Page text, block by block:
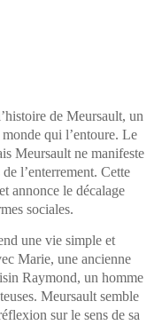
de Meursault, un
qui l’entoure. Le
Meursault ne manifeste
l’enterrement. Cette
annonce le décalage
sociales.
une vie simple et
Marie, une ancienne
Raymond, un homme
Meursault semble
sur le sens de sa